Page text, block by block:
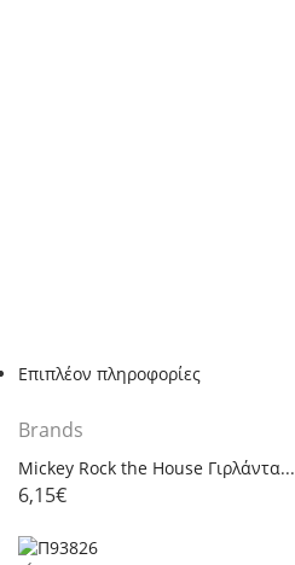
Επιπλέον πληροφορίες
Brands
Mickey Rock the House Γιρλάντα...
6,15€